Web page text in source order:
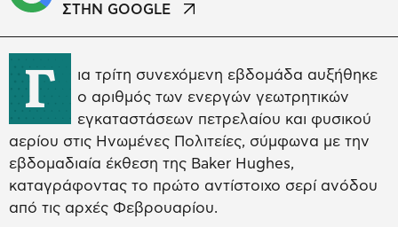
ΣΤΗΝ GOOGLE
Γ
ια τρίτη συνεχόμενη εβδομάδα αυξήθηκε
ο αριθμός των ενεργών γεωτρητικών
εγκαταστάσεων πετρελαίου και φυσικού
αερίου στις Ηνωμένες Πολιτείες, σύμφωνα με την
εβδομαδιαία έκθεση της Baker Hughes,
καταγράφοντας το πρώτο αντίστοιχο σερί ανόδου
από τις αρχές Φεβρουαρίου.